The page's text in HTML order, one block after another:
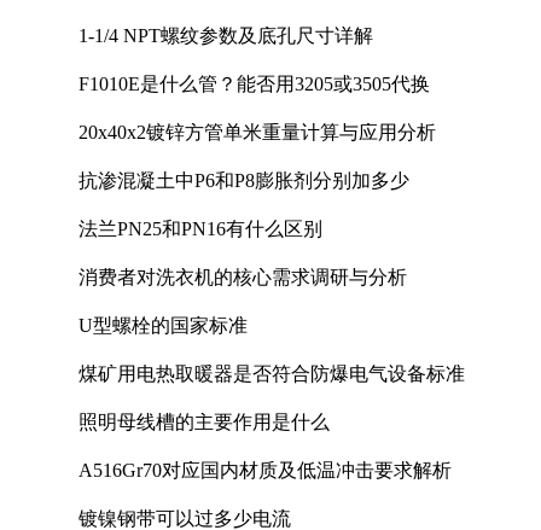
1-1/4 NPT螺纹参数及底孔尺寸详解
F1010E是什么管？能否用3205或3505代换
20x40x2镀锌方管单米重量计算与应用分析
抗渗混凝土中P6和P8膨胀剂分别加多少
法兰PN25和PN16有什么区别
消费者对洗衣机的核心需求调研与分析
U型螺栓的国家标准
煤矿用电热取暖器是否符合防爆电气设备标准
照明母线槽的主要作用是什么
A516Gr70对应国内材质及低温冲击要求解析
镀镍钢带可以过多少电流